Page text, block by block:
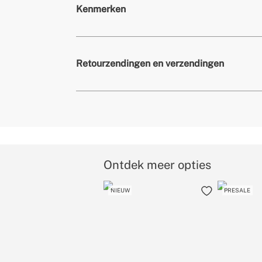
Kenmerken
» Muziekgenre Hits
Retourzendingen en verzendingen
speciale
Ontdek meer opties
NIEUW PRESALE